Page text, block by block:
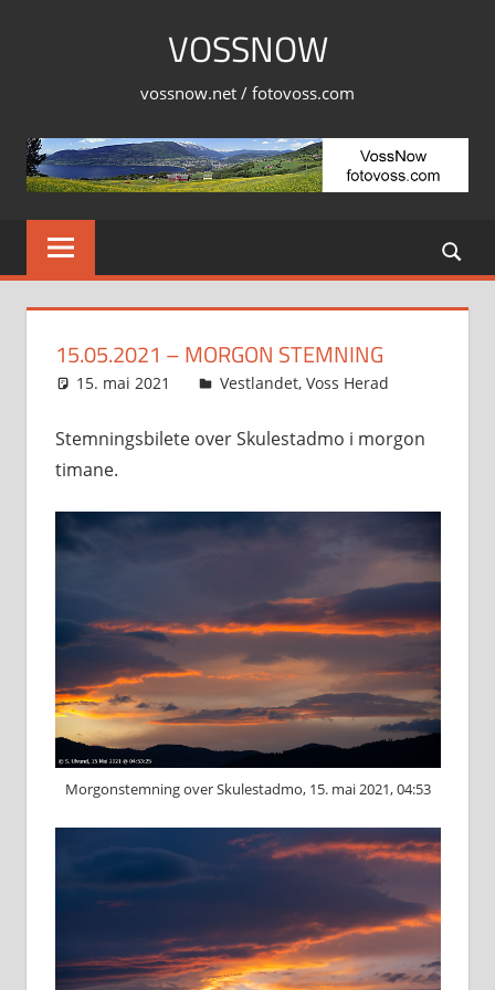
VOSSNOW
vossnow.net / fotovoss.com
15.05.2021 – MORGON STEMNING
15. mai 2021 Svein
Vestlandet, Voss Herad
Stemningsbilete over Skulestadmo i morgon
timane.
Morgonstemning over Skulestadmo, 15. mai 2021, 04:53